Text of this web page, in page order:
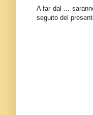
A far dal ...
seguito del